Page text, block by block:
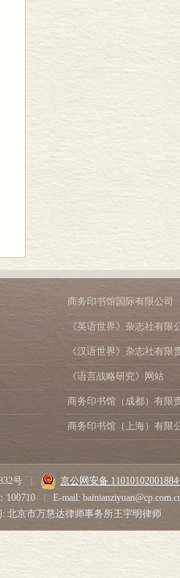
商务印书馆国际有限公司
《英语世界》杂志社有限
《汉语世界》杂志社有限
《语言战略研究》网站
商务印书馆（成都）有限
商务印书馆（上海）有限
号
京公网安备
100710
E-mail:
北京市万慧达律师事务所王宇明律师